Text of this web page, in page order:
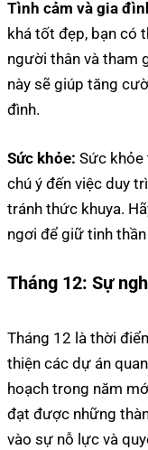
Tình cảm và gia
khá tốt đẹp, bạn có
người thân và tham
này sẽ giúp tăng
đình.
Sức khỏe: Sức khỏe
chú ý đến việc duy
tránh thức khuya.
ngơi để giữ tinh
Tháng 12: Sự
Tháng 12 là thời
thiện các dự án
hoạch trong năm
đạt được những
vào sự nỗ lực và